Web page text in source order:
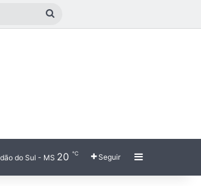
Procurar
do Sul - MS 20 ℃ Seguir Barra Lateral